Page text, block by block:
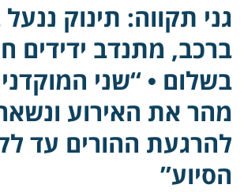
גני תקווה: תינוק
ברכב, מתנדב ידידים
בשלום • “שני
מהר את האירוע
להרגעת ההורים עד
הסיוע”